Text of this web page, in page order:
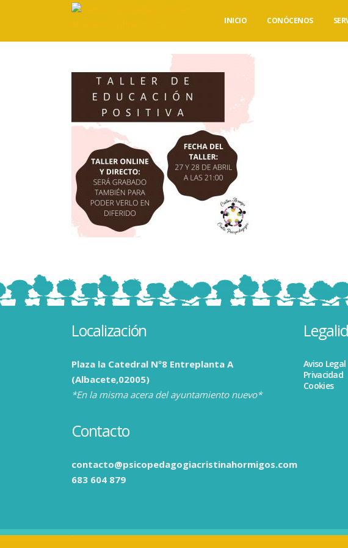
INICIO CONÓCENOS
Localización
Plaza la Catedral Nº8 Entreplanta A
(Albacete,02005)
*En la misma acera del ayuntamiento nuevo*
Contacto
contacto@psicopedagogiacristinahormigos.com
683 604 879
Aviso Legal
Privacidad
Cookies